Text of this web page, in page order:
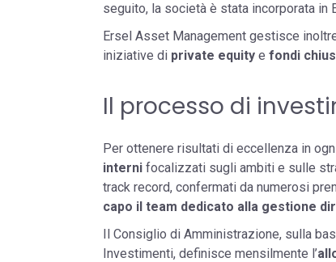
seguito, la società è stata incorporata in
Ersel Asset Management gestisce
iniziative di private equity e fondi
Il processo di
Per ottenere risultati di eccellenza in
interni focalizzati sugli ambiti e sulle
track record, confermati da numerosi
capo il team dedicato alla gestione
Il Consiglio di Amministrazione, sulla
Investimenti, definisce mensilmente l’